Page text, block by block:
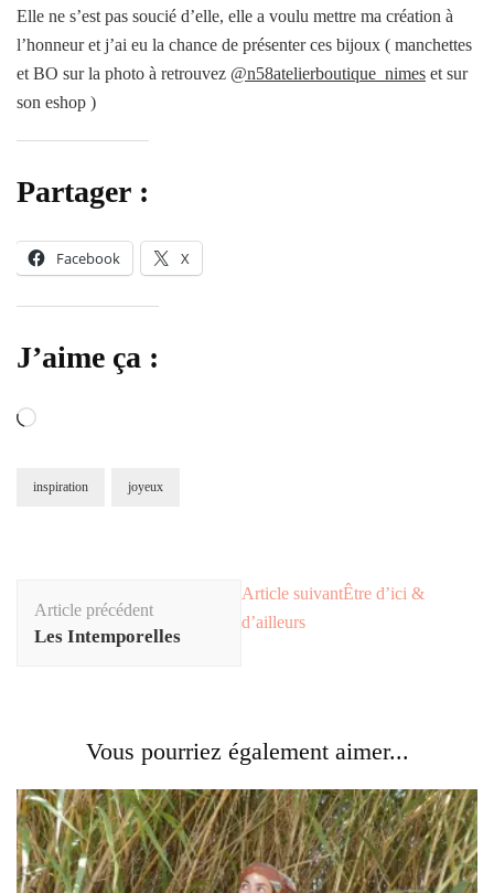
Elle ne s’est pas soucié d’elle, elle a voulu mettre ma création à
l’honneur et j’ai eu la chance de présenter ces bijoux ( manchettes
et BO sur la photo à retrouvez @n58atelierboutique_nimes et sur
son eshop )
Partager :
Facebook X
J’aime ça :
inspiration joyeux
Article précédent
Les Intemporelles
Article suivantÊtre d’ici &
d’ailleurs
Vous pourriez également aimer...